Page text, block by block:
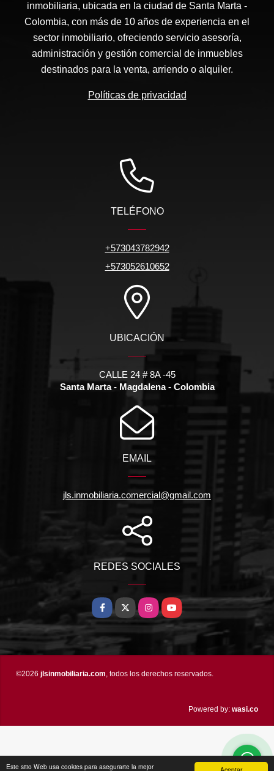
Este sitio Web usa cookies para asegurarte la mejor
inmobiliaria, ubicada en la ciudad de Santa Marta -
Colombia, con más de 10 años de experiencia en el
sector inmobiliario, ofreciendo servicio asesoría,
administración y gestión comercial de inmuebles
destinados para la venta, arriendo o alquiler.
Políticas de privacidad
TELÉFONO
+573043782942
+573052610652
UBICACIÓN
CALLE 24 # 8A -45
Santa Marta - Magdalena - Colombia
EMAIL
jls.inmobiliaria.comercial@gmail.com
REDES SOCIALES
Facebook
X InstagramYouTube
©2026 jlsinmobiliaria.com, todos los derechos reservados.
Powered by: wasi.co